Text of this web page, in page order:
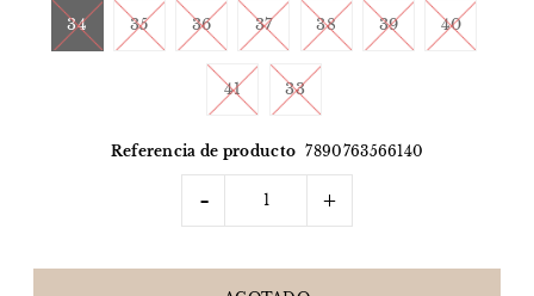
34 35 36 37 38 39 40
41 33
Referencia de producto 7890763566140
- +